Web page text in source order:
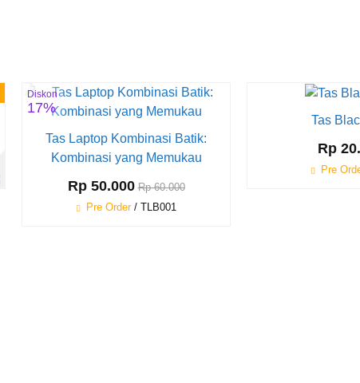
Diskon
17%
Tas Laptop Kombinasi Batik:
Kombinasi yang Memukau
Rp 50.000 Rp 60.000
Pre Order/ TLB001
Tas
Rp
Pre